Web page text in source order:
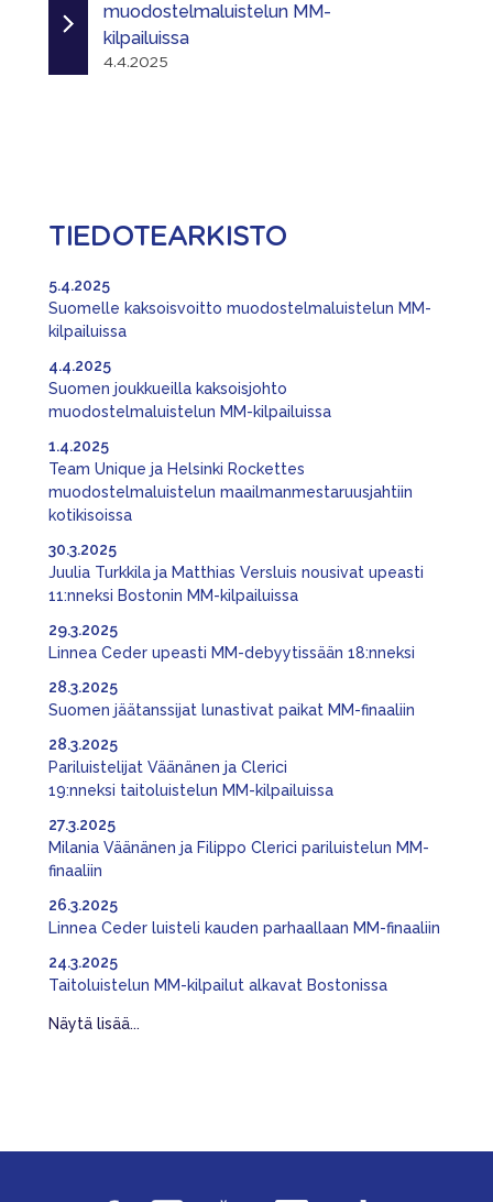
muodostelmaluistelun MM-
kilpailuissa
4.4.2025
TIEDOTEARKISTO
Suomelle kaksoisvoitto muodostelmaluistelun MM-
kilpailuissa
5.4.2025
Suomen joukkueilla kaksoisjohto
muodostelmaluistelun MM-kilpailuissa
4.4.2025
Team Unique ja Helsinki Rockettes
muodostelmaluistelun maailmanmestaruusjahtiin
kotikisoissa
1.4.2025
Juulia Turkkila ja Matthias Versluis nousivat upeasti
11:nneksi Bostonin MM-kilpailuissa
30.3.2025
Linnea Ceder upeasti MM-debyytissään 18:nneksi
29.3.2025
Suomen jäätanssijat lunastivat paikat MM-finaaliin
28.3.2025
Pariluistelijat Väänänen ja Clerici
19:nneksi taitoluistelun MM-kilpailuissa
28.3.2025
Milania Väänänen ja Filippo Clerici pariluistelun MM-
finaaliin
27.3.2025
Linnea Ceder luisteli kauden parhaallaan MM-finaaliin
26.3.2025
Taitoluistelun MM-kilpailut alkavat Bostonissa
24.3.2025
Näytä lisää...